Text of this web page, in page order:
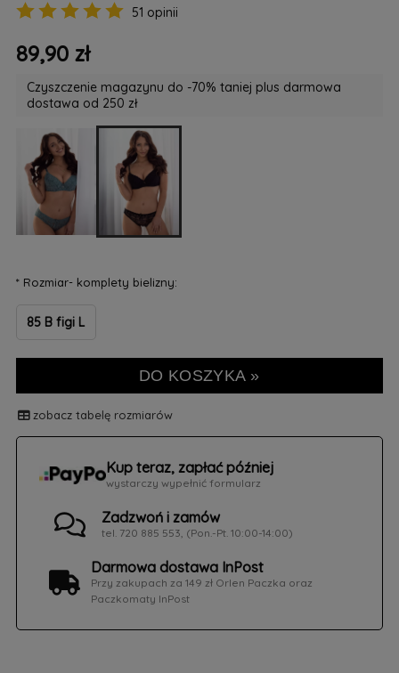
51 opinii
89,90 zł
Czyszczenie magazynu do -70% taniej plus darmowa
dostawa od 250 zł
*Rozmiar- komplety bielizny:
85 B figi L
DO KOSZYKA »
zobacz tabelę rozmiarów
Kup teraz, zapłać później
wystarczy wypełnić formularz
Zadzwoń i zamów
tel. 720 885 553, (Pon.-Pt. 10:00-14:00)
Darmowa dostawa InPost
Przy zakupach za 149 zł Orlen Paczka oraz
Paczkomaty InPost